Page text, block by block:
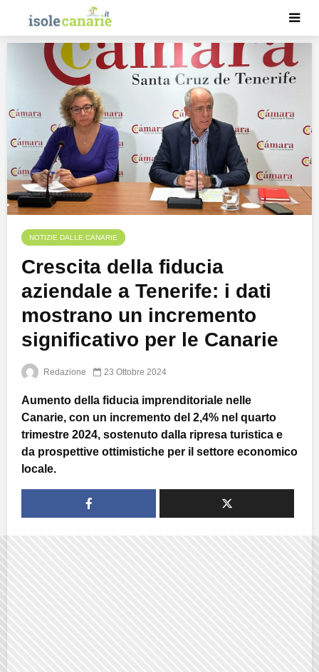
NOTIZIE DALLE CANARIE
Crescita della fiducia
aziendale a Tenerife: i dati
mostrano un incremento
significativo per le Canarie
Redazione 23 Ottobre 2024
Aumento della fiducia imprenditoriale nelle
Canarie, con un incremento del 2,4% nel quarto
trimestre 2024, sostenuto dalla ripresa turistica e
da prospettive ottimistiche per il settore economico
locale.